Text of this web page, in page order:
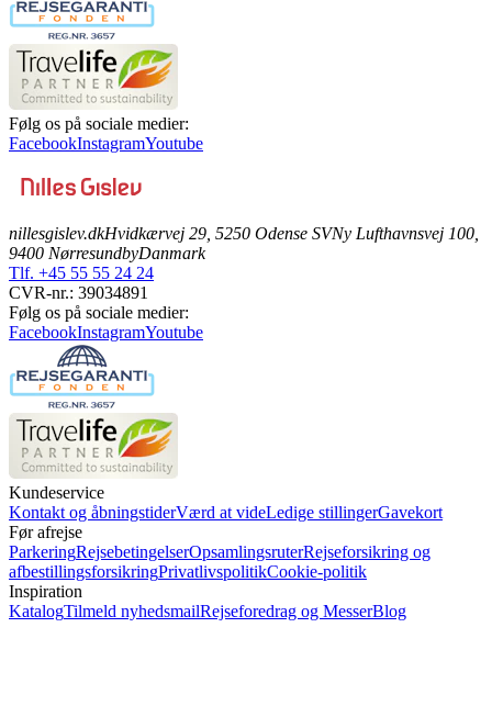
Følg os på sociale medier:
FacebookInstagramYoutube
nillesgislev.dkHvidkærvej 29, 5250 Odense SVNy Lufthavnsvej 100,
9400 NørresundbyDanmark
Tlf. +45 55 55 24 24
CVR-nr.: 39034891
Følg os på sociale medier:
FacebookInstagramYoutube
Kundeservice
Kontakt og åbningstiderVærd at videLedige stillingerGavekort
Før afrejse
ParkeringRejsebetingelserOpsamlingsruterRejseforsikring og
afbestillingsforsikringPrivatlivspolitikCookie-politik
Inspiration
KatalogTilmeld nyhedsmailRejseforedrag og MesserBlog